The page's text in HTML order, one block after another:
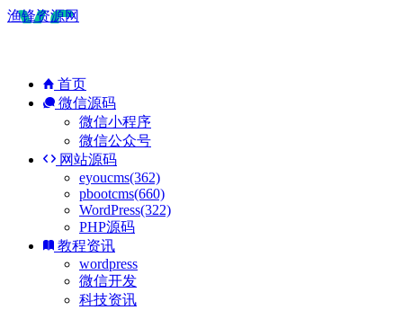
渔锋资源网
首页
微信源码
微信小程序
微信公众号
网站源码
eyoucms(362)
pbootcms(660)
WordPress(322)
PHP源码
教程资讯
wordpress
微信开发
科技资讯